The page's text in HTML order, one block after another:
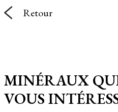
Retour
MINÉRAUX
VOUS